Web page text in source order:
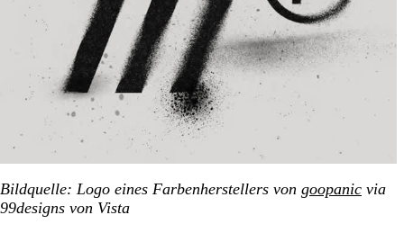
Bildquelle: Logo eines Farbenherstellers von goopanic via
99designs von Vista